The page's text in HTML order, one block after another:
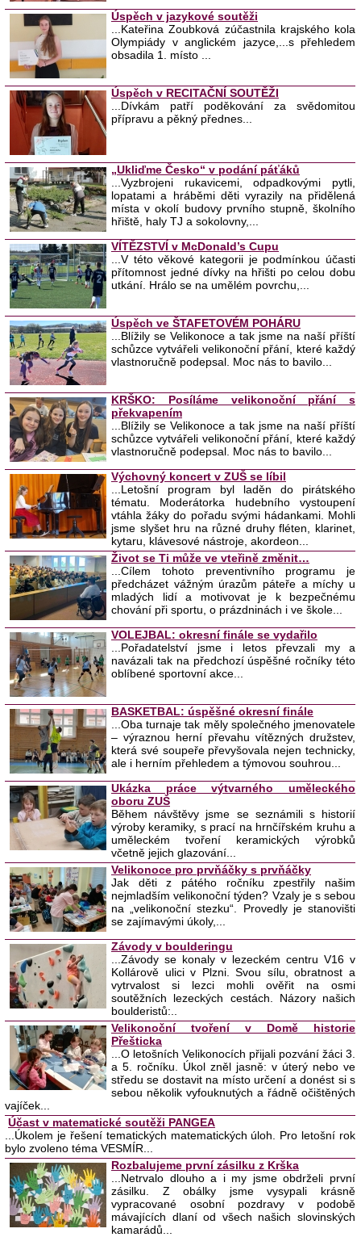
Úspěch v jazykové soutěži
...Kateřina Zoubková zúčastnila krajského kola
Olympiády v anglickém jazyce,...s přehledem
obsadila 1. místo ...
Úspěch v RECITAČNÍ SOUTĚŽI
...Dívkám patří poděkování za svědomitou
přípravu a pěkný přednes...
„Ukliďme Česko“ v podání páťáků
...Vyzbrojeni rukavicemi, odpadkovými pytli,
lopatami a hráběmi děti vyrazily na přidělená
místa v okolí budovy prvního stupně, školního
hřiště, haly TJ a sokolovny,...
VÍTĚZSTVÍ v McDonald’s Cupu
...V této věkové kategorii je podmínkou účasti
přítomnost jedné dívky na hřišti po celou dobu
utkání. Hrálo se na umělém povrchu,...
Úspěch ve ŠTAFETOVÉM POHÁRU
...Blížily se Velikonoce a tak jsme na naší příští
schůzce vytvářeli velikonoční přání, které každý
vlastnoručně podepsal. Moc nás to bavilo...
KRŠKO: Posíláme velikonoční přání s
překvapením
...Blížily se Velikonoce a tak jsme na naší příští
schůzce vytvářeli velikonoční přání, které každý
vlastnoručně podepsal. Moc nás to bavilo...
Výchovný koncert v ZUŠ se líbil
...Letošní program byl laděn do pirátského
tématu. Moderátorka hudebního vystoupení
vtáhla žáky do pořadu svými hádankami. Mohli
jsme slyšet hru na různé druhy fléten, klarinet,
kytaru, klávesové nástroje, akordeon...
Život se Ti může ve vteřině změnit…
...Cílem tohoto preventivního programu je
předcházet vážným úrazům páteře a míchy u
mladých lidí a motivovat je k bezpečnému
chování při sportu, o prázdninách i ve škole...
VOLEJBAL: okresní finále se vydařilo
...Pořadatelství jsme i letos převzali my a
navázali tak na předchozí úspěšné ročníky této
oblíbené sportovní akce...
BASKETBAL: úspěšné okresní finále
...Oba turnaje tak měly společného jmenovatele
– výraznou herní převahu vítězných družstev,
která své soupeře převyšovala nejen technicky,
ale i herním přehledem a týmovou souhrou...
Ukázka práce výtvarného uměleckého
oboru ZUŠ
Během návštěvy jsme se seznámili s historií
výroby keramiky, s prací na hrnčířském kruhu a
uměleckém tvoření keramických výrobků
včetně jejich glazování...
Velikonoce pro prvňáčky s prvňáčky
Jak děti z pátého ročníku zpestřily našim
nejmladším velikonoční týden? Vzaly je s sebou
na „velikonoční stezku“. Provedly je stanovišti
se zajímavými úkoly,...
Závody v boulderingu
...Závody se konaly v lezeckém centru V16 v
Kollárově ulici v Plzni. Svou sílu, obratnost a
vytrvalost si lezci mohli ověřit na osmi
soutěžních lezeckých cestách. Názory našich
boulderistů:..
Velikonoční tvoření v Domě historie
Přešticka
...O letošních Velikonocích přijali pozvání žáci 3.
a 5. ročníku. Úkol zněl jasně: v úterý nebo ve
středu se dostavit na místo určení a donést si s
sebou několik vyfouknutých a řádně očištěných
vajíček...
Účast v matematické soutěži PANGEA
...Úkolem je řešení tematických matematických úloh. Pro letošní rok
bylo zvoleno téma VESMÍR...
Rozbalujeme první zásilku z Krška
...Netrvalo dlouho a i my jsme obdrželi první
zásilku. Z obálky jsme vysypali krásně
vypracované osobní pozdravy v podobě
mávajících dlaní od všech našich slovinských
kamarádů...